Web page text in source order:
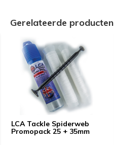
Gerelateerde producten
LCA Tackle Spiderweb
Promopack 25 + 35mm